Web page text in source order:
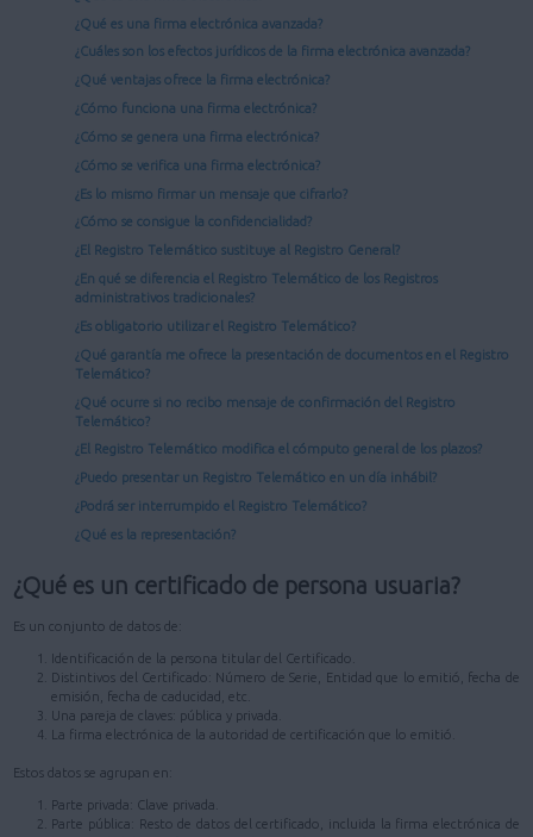
¿Qué es una firma electrónica avanzada?
¿Cuáles son los efectos jurídicos de la firma electrónica avanzada?
¿Qué ventajas ofrece la firma electrónica?
¿Cómo funciona una firma electrónica?
¿Cómo se genera una firma electrónica?
¿Cómo se verifica una firma electrónica?
¿Es lo mismo firmar un mensaje que cifrarlo?
¿Cómo se consigue la confidencialidad?
¿El Registro Telemático sustituye al Registro General?
¿En qué se diferencia el Registro Telemático de los Registros
administrativos tradicionales?
¿Es obligatorio utilizar el Registro Telemático?
¿Qué garantía me ofrece la presentación de documentos en el Registro
Telemático?
¿Qué ocurre si no recibo mensaje de confirmación del Registro
Telemático?
¿El Registro Telemático modifica el cómputo general de los plazos?
¿Puedo presentar un Registro Telemático en un día inhábil?
¿Podrá ser interrumpido el Registro Telemático?
¿Qué es la representación?
¿Qué es un certificado de persona usuaria?
Es un conjunto de datos de:
Identificación de la persona titular del Certificado.
Distintivos del Certificado: Número de Serie, Entidad que lo emitió, fecha de
emisión, fecha de caducidad, etc.
Una pareja de claves: pública y privada.
La firma electrónica de la autoridad de certificación que lo emitió.
Estos datos se agrupan en:
Parte privada: Clave privada.
Parte pública: Resto de datos del certificado, incluida la firma electrónica de